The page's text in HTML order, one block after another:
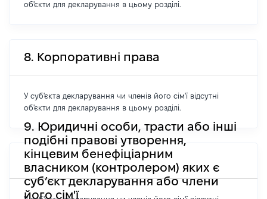
об'єкти для декларування в цьому розділі.
8. Корпоративні права
У суб'єкта декларування чи членів його сім'ї відсутні
об'єкти для декларування в цьому розділі.
9. Юридичні особи, трасти або інші
подібні правові утворення,
кінцевим бенефіціарним
власником (контролером) яких є
суб’єкт декларування або члени
його сім'ї